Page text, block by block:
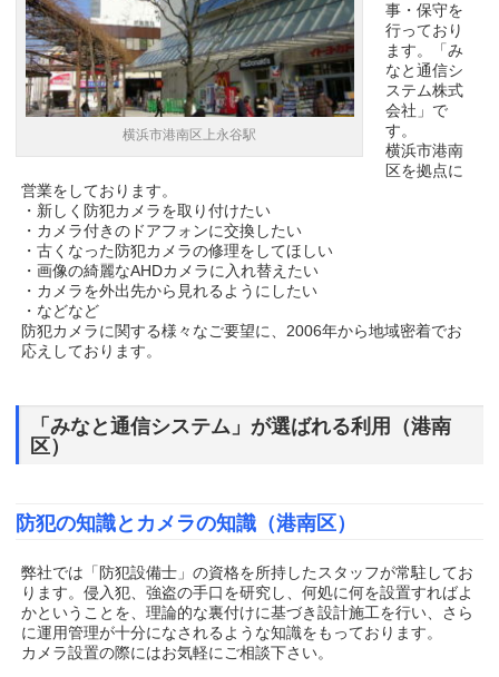
横浜市港南区上永谷駅
事・保守を
行っており
ます。「み
なと通信シ
ステム株式
会社」で
す。
横浜市港南
区を拠点に
営業をしております。
・新しく防犯カメラを取り付けたい
・カメラ付きのドアフォンに交換したい
・古くなった防犯カメラの修理をしてほしい
・画像の綺麗なAHDカメラに入れ替えたい
・カメラを外出先から見れるようにしたい
・などなど
防犯カメラに関する様々なご要望に、2006年から地域密着でお
応えしております。
「みなと通信システム」が選ばれる利用（港南
区）
防犯の知識とカメラの知識（港南区）
弊社では「防犯設備士」の資格を所持したスタッフが常駐してお
ります。侵入犯、強盗の手口を研究し、何処に何を設置すればよ
かということを、理論的な裏付けに基づき設計施工を行い、さら
に運用管理が十分になされるような知識をもっております。
カメラ設置の際にはお気軽にご相談下さい。